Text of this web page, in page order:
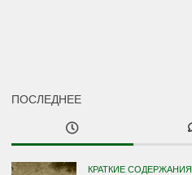
ПОСЛЕДНЕЕ
КРАТКИЕ СОДЕРЖАНИЯ